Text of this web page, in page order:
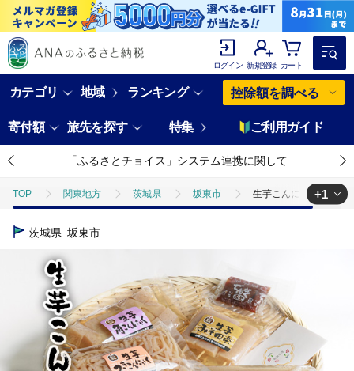
ログイン 新規登録 カート
カテゴリ 地域 ランキング 控除額を調べる
寄付額 旅先を探す 特集 ご利用ガイド
「ふるさとチョイス」システム連携に関して
TOP 関東地方 茨城県 坂東市 生芋こんにゃく詰合
TOP
+1
茨城県 坂東市